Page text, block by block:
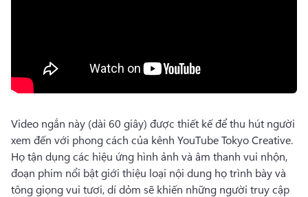
Video ngắn này (dài 60 giây) được thiết kế để thu hút người
Họ tận dụng các hiệu ứng hình ảnh và âm thanh vui nhộn,
đoạn phim nổi bật giới thiệu loại nội dung họ trình bày và
tông giọng vui tươi, dí dỏm sẽ khiến những người truy cập